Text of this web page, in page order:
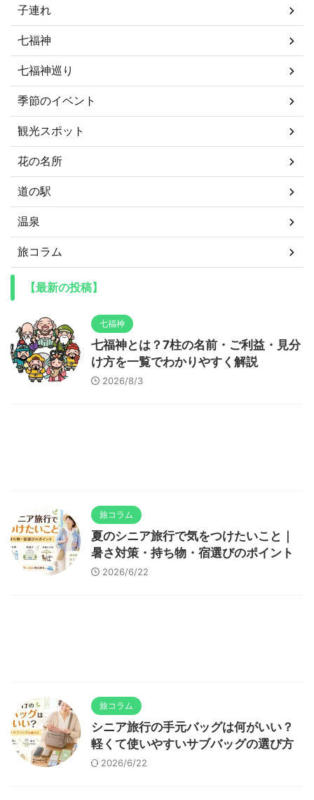
子連れ
七福神
七福神巡り
季節のイベント
観光スポット
花の名所
道の駅
温泉
旅コラム
【最新の投稿】
七福神
七福神とは？7柱の名前・ご利益・見分
け方を一覧でわかりやすく解説
2026/8/3
旅コラム
夏のシニア旅行で気をつけたいこと｜
暑さ対策・持ち物・宿選びのポイント
2026/6/22
旅コラム
シニア旅行の手元バッグは何がいい？
軽くて使いやすいサブバッグの選び方
2026/6/22